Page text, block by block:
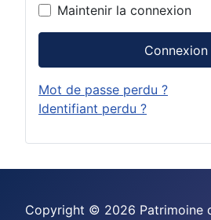
Maintenir la connexion
Connexion
Mot de passe perdu ?
Identifiant perdu ?
Copyright © 2026 Patrimoine